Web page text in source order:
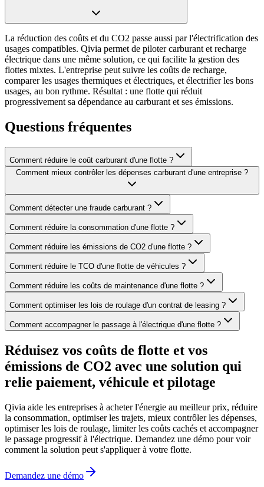
La réduction des coûts et du CO2 passe aussi par l'électrification des
usages compatibles. Qivia permet de piloter carburant et recharge
électrique dans une même solution, ce qui facilite la gestion des
flottes mixtes. L'entreprise peut suivre les coûts de recharge,
comparer les usages thermiques et électriques, et électrifier les bons
usages, au bon rythme. Résultat : une flotte qui réduit
progressivement sa dépendance au carburant et ses émissions.
Questions fréquentes
Comment réduire le coût carburant d'une flotte ?
Comment mieux contrôler les dépenses carburant d'une entreprise ?
Comment détecter une fraude carburant ?
Comment réduire la consommation d'une flotte ?
Comment réduire les émissions de CO2 d'une flotte ?
Comment réduire le TCO d'une flotte de véhicules ?
Comment réduire les coûts de maintenance d'une flotte ?
Comment optimiser les lois de roulage d'un contrat de leasing ?
Comment accompagner le passage à l'électrique d'une flotte ?
Réduisez vos coûts de flotte et vos
émissions de CO2 avec une solution qui
relie paiement, véhicule et pilotage
Qivia aide les entreprises à acheter l'énergie au meilleur prix, réduire
la consommation, optimiser les trajets, mieux contrôler les dépenses,
optimiser les lois de roulage, limiter les coûts cachés et accompagner
le passage progressif à l'électrique. Demandez une démo pour voir
comment la solution peut s'appliquer à votre flotte.
Demandez une démo